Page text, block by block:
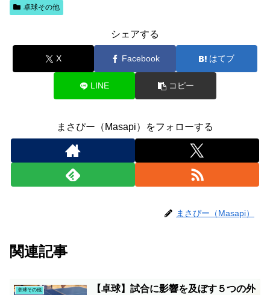
卓球その他
シェアする
X Facebook はてブ
LINE コピー
まさぴー（Masapi）をフォローする
まさぴー（Masapi）
関連記事
卓球その他 【卓球】試合に影響を及ぼす５つの外